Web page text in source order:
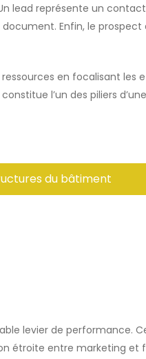
lead représente un
Enfin, le
en focalisant les
l’un des piliers
du bâtiment
levier de performance.
étroite entre marketing et